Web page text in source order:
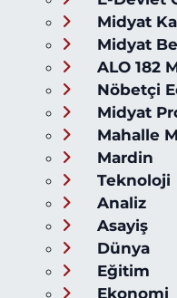
Midyat
Midyat
ALO 182
Nöbetçi
Midyat
Mahalle
Mardin
Teknoloji
Analiz
Asayiş
Dünya
Eğitim
Ekonomi